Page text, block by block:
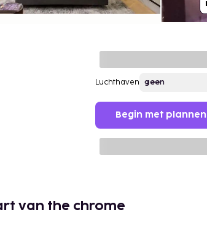
Luchthaven
Begin met plannen
van the chrome